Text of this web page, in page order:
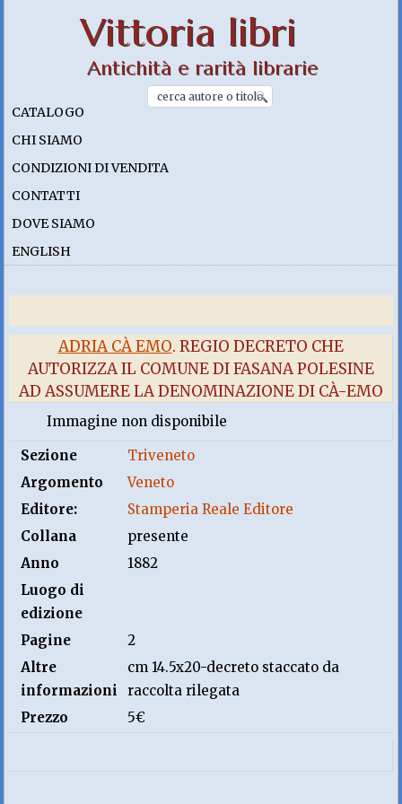
Vittoria libri
Antichità e rarità librarie
CATALOGO
CHI SIAMO
CONDIZIONI DI VENDITA
CONTATTI
DOVE SIAMO
ENGLISH
ADRIA CÀ EMO. REGIO DECRETO CHE
AUTORIZZA IL COMUNE DI FASANA POLESINE
AD ASSUMERE LA DENOMINAZIONE DI CÀ-EMO
Immagine non disponibile
Sezione
Triveneto
Argomento
Veneto
Editore:
Stamperia Reale Editore
Collana
presente
Anno
1882
Luogo di
edizione
Pagine
2
Altre
informazioni
cm 14.5x20-decreto staccato da
raccolta rilegata
Prezzo
5€